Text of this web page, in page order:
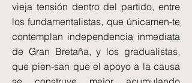
vieja tensión dentro del partido, entre
los fundamentalistas, que únicamen-te
contemplan independencia inmediata
de Gran Bretaña, y los gradualistas,
que pien-san que el apoyo a la causa